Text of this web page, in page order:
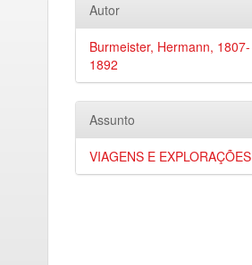
Autor
Burmeister, Hermann, 1807-
1892
Assunto
VIAGENS E EXPLORAÇÕES